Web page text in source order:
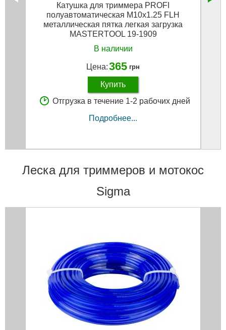
Катушка для триммера PROFI
полуавтоматическая M10х1.25 FLH
металлическая пятка легкая загрузка
MASTERTOOL 19-1909
В наличии
Цена:365 грн
Купить
Отгрузка в течение 1-2 рабочих дней
Подробнее...
Леска для триммеров и мотокос
Sigma